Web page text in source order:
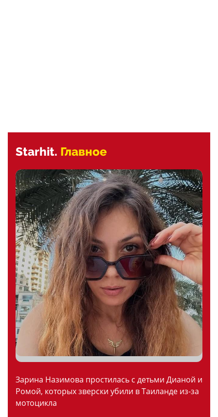
Starhit. Главное
Зарина Назимова простилась с детьми Дианой и
Ромой, которых зверски убили в Таиланде из-за
мотоцикла